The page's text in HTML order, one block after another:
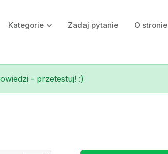
Kategorie Zadaj pytanie O stronie
- przetestuj! :)